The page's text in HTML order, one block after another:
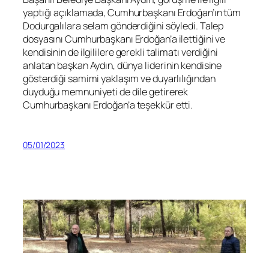
yaptığı açıklamada, Cumhurbaşkanı Erdoğan’ın tüm
Dodurgalılara selam gönderdiğini söyledi. Talep
dosyasını Cumhurbaşkanı Erdoğan’a ilettiğini ve
kendisinin de ilgililere gerekli talimatı verdiğini
anlatan başkan Aydın, dünya liderinin kendisine
gösterdiği samimi yaklaşım ve duyarlılığından
duyduğu memnuniyeti de dile getirerek
Cumhurbaşkanı Erdoğan’a teşekkür etti.
05/01/2023